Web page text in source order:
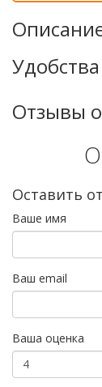
Отзывы
Оставить
Ваше имя
Ваш email
Ваша оценка